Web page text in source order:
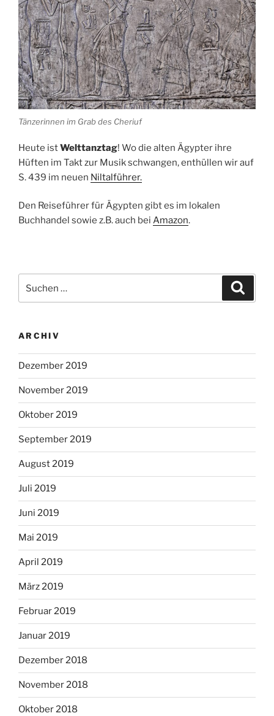
Tänzerinnen im Grab des Cheriuf
Heute istWelttanztag! Wo die alten Ägypter ihre
Hüften im Takt zur Musikschwangen, enthüllen wir auf
S. 439 im neuen Niltalführer.
Den Reiseführer für Ägypten gibt es im lokalen
Buchhandel sowie z.B. auch bei Amazon.
nach:
ARCHIV
Dezember 2019
November 2019
Oktober 2019
September 2019
August 2019
Juli 2019
Juni 2019
Mai 2019
April 2019
März 2019
Februar 2019
Januar 2019
Dezember 2018
November 2018
Oktober 2018